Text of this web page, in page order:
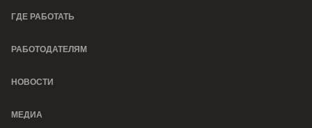
ГДЕ РАБОТАТЬ
РАБОТОДАТЕЛЯМ
НОВОСТИ
МЕДИА